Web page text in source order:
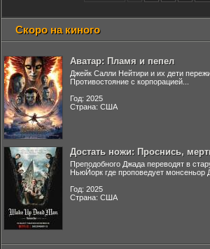
Скоро на киного
Аватар: Пламя и пепел
Джейк Салли Нейтири и их дети
Противостояние с корпорацией...
Год: 2025
Страна: США
Достать ножи: Проснись,
Преподобного Джада переводят в
НьюЙорк где проповедует монсеньор
Год: 2025
Страна: США